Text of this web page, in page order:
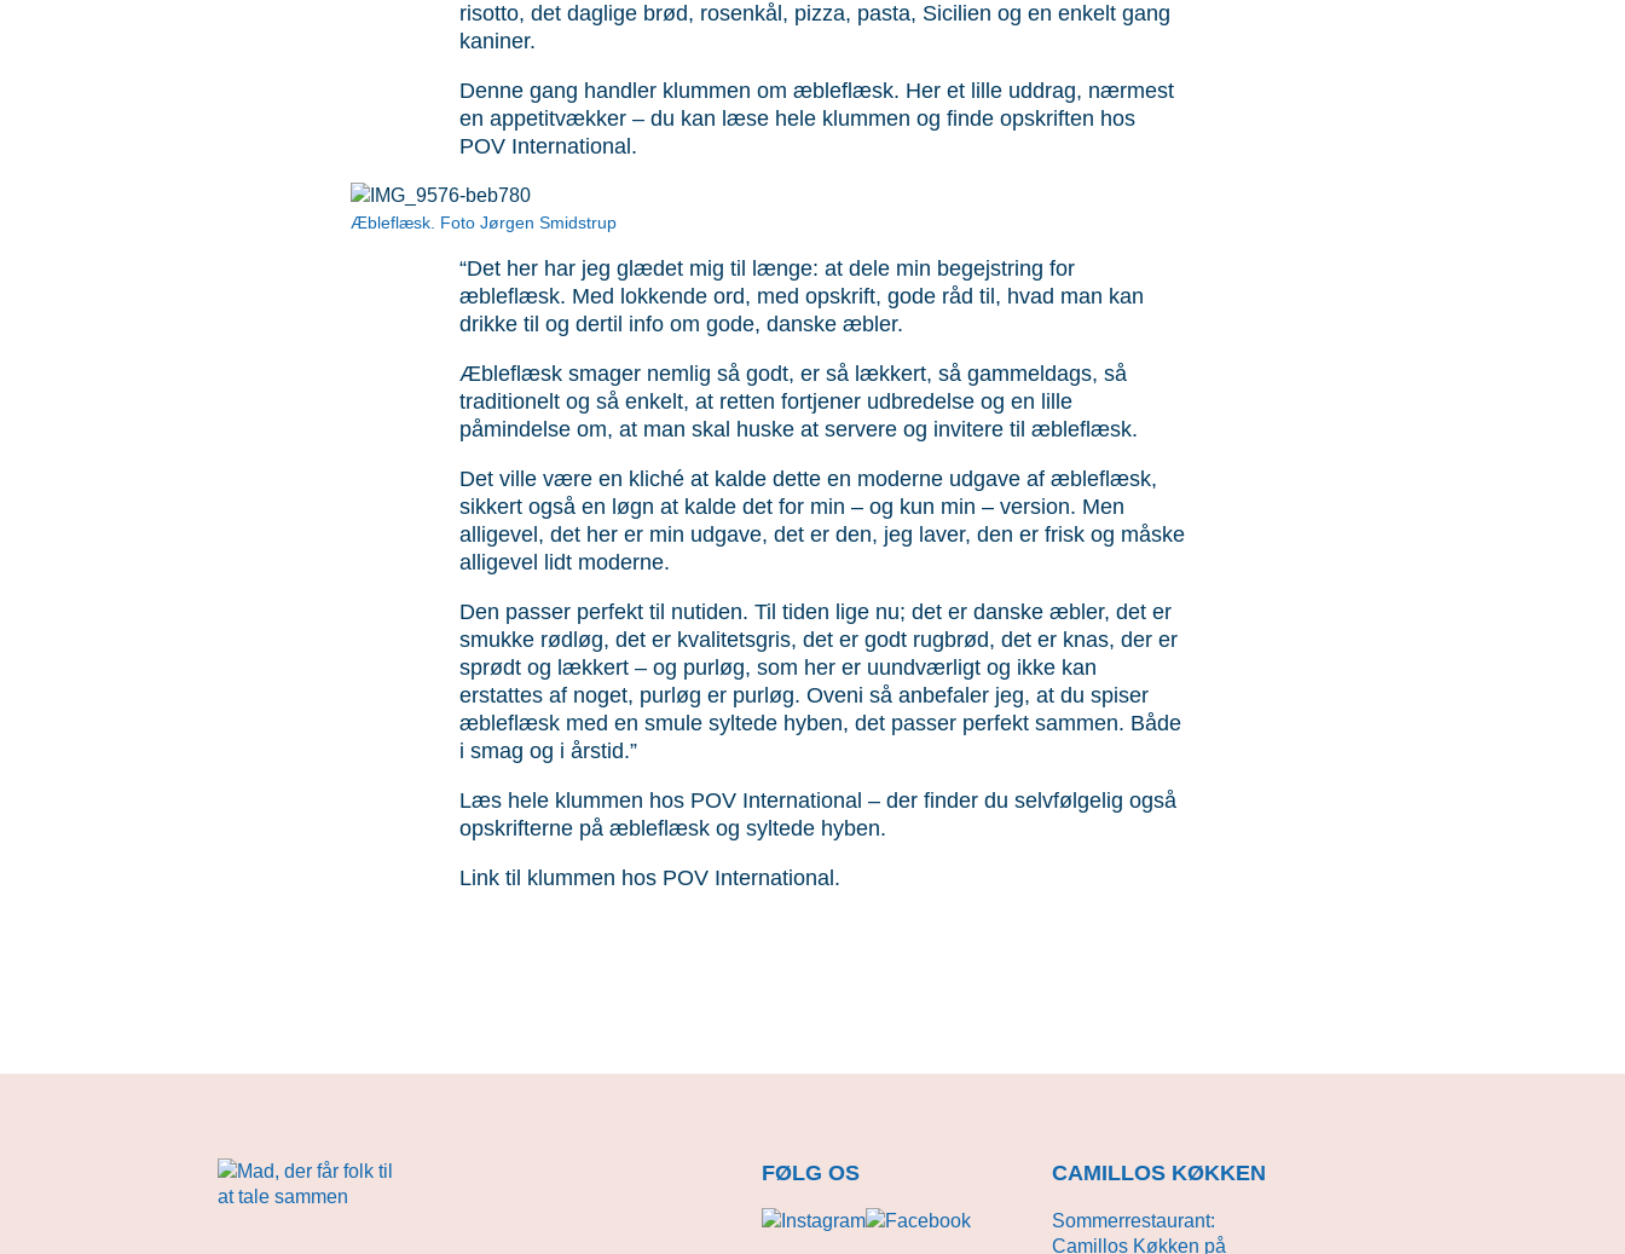
risotto, det daglige brød, rosenkål, pizza, pasta, Sicilien og en enkelt gang
kaniner.
Denne gang handler klummen om æbleflæsk. Her et lille uddrag, nærmest
en appetitvækker – du kan læse hele klummen og finde opskriften hos
POV International.
Æbleflæsk. Foto Jørgen Smidstrup
“Det her har jeg glædet mig til længe: at dele min begejstring for
æbleflæsk. Med lokkende ord, med opskrift, gode råd til, hvad man kan
drikke til og dertil info om gode, danske æbler.
Æbleflæsk smager nemlig så godt, er så lækkert, så gammeldags, så
traditionelt og så enkelt, at retten fortjener udbredelse og en lille
påmindelse om, at man skal huske at servere og invitere til æbleflæsk.
Det ville være en kliché at kalde dette en moderne udgave af æbleflæsk,
sikkert også en løgn at kalde det for min – og kun min – version. Men
alligevel, det her er min udgave, det er den, jeg laver, den er frisk og måske
alligevel lidt moderne.
Den passer perfekt til nutiden. Til tiden lige nu; det er danske æbler, det er
smukke rødløg, det er kvalitetsgris, det er godt rugbrød, det er knas, der er
sprødt og lækkert – og purløg, som her er uundværligt og ikke kan
erstattes af noget, purløg er purløg. Oveni så anbefaler jeg, at du spiser
æbleflæsk med en smule syltede hyben, det passer perfekt sammen. Både
i smag og i årstid.”
Læs hele klummen hos POV International – der finder du selvfølgelig også
opskrifterne på æbleflæsk og syltede hyben.
Link til klummen hos POV International.
FØLG OS CAMILLOS KØKKEN
Sommerrestaurant:
Camillos Køkken på